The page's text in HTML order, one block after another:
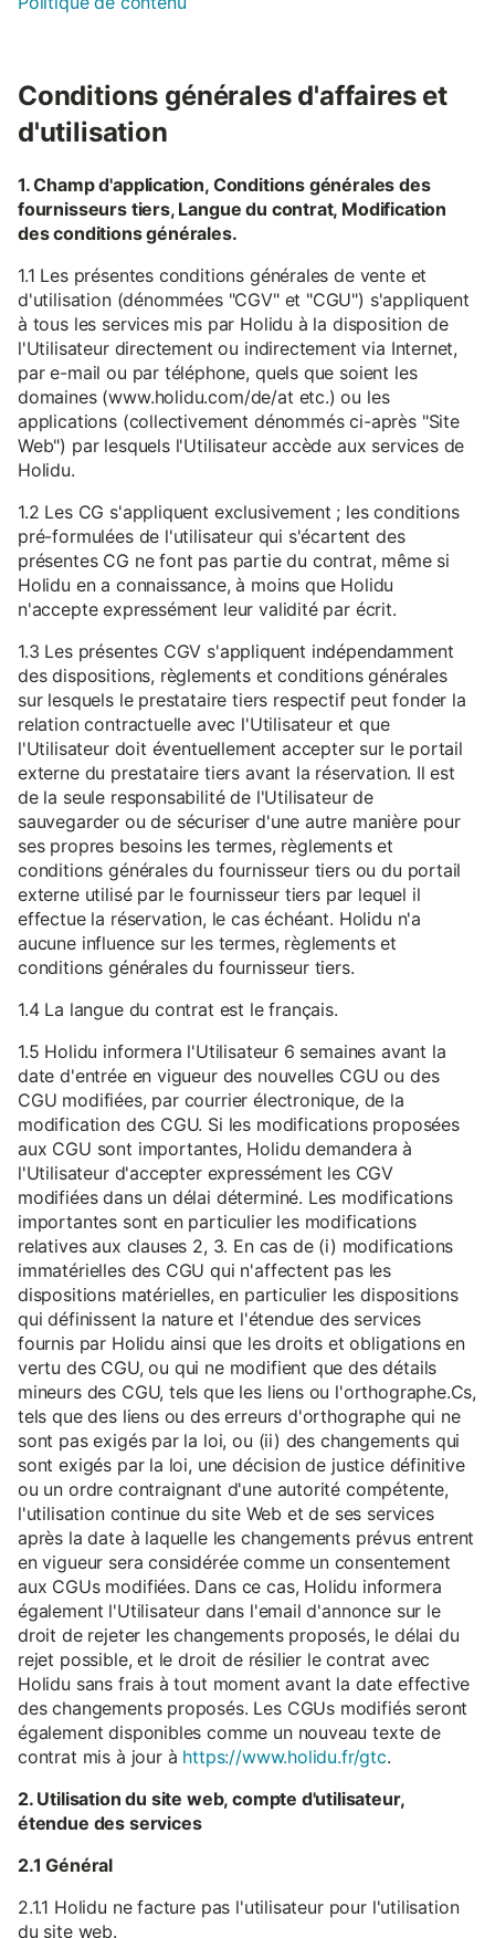
Conditions générales d'affaires et
d'utilisation
1. Champ d'application, Conditions générales des
fournisseurs tiers, Langue du contrat, Modification
des conditions générales.
1.1 Les présentes conditions générales de vente et
d'utilisation (dénommées "CGV" et "CGU") s'appliquent
à tous les services mis par Holidu à la disposition de
l'Utilisateur directement ou indirectement via Internet,
par e-mail ou par téléphone, quels que soient les
domaines (www.holidu.com/de/at etc.) ou les
applications (collectivement dénommés ci-après "Site
Web") par lesquels l'Utilisateur accède aux services de
Holidu.
1.2 Les CG s'appliquent exclusivement ; les conditions
pré-formulées de l'utilisateur qui s'écartent des
présentes CG ne font pas partie du contrat, même si
Holidu en a connaissance, à moins que Holidu
n'accepte expressément leur validité par écrit.
1.3 Les présentes CGV s'appliquent indépendamment
des dispositions, règlements et conditions générales
sur lesquels le prestataire tiers respectif peut fonder la
relation contractuelle avec l'Utilisateur et que
l'Utilisateur doit éventuellement accepter sur le portail
externe du prestataire tiers avant la réservation. Il est
de la seule responsabilité de l'Utilisateur de
sauvegarder ou de sécuriser d'une autre manière pour
ses propres besoins les termes, règlements et
conditions générales du fournisseur tiers ou du portail
externe utilisé par le fournisseur tiers par lequel il
effectue la réservation, le cas échéant. Holidu n'a
aucune influence sur les termes, règlements et
conditions générales du fournisseur tiers.
1.4 La langue du contrat est le français.
1.5 Holidu informera l'Utilisateur 6 semaines avant la
date d'entrée en vigueur des nouvelles CGU ou des
CGU modifiées, par courrier électronique, de la
modification des CGU. Si les modifications proposées
aux CGU sont importantes, Holidu demandera à
l'Utilisateur d'accepter expressément les CGV
modifiées dans un délai déterminé. Les modifications
importantes sont en particulier les modifications
relatives aux clauses 2, 3. En cas de (i) modifications
immatérielles des CGU qui n'affectent pas les
dispositions matérielles, en particulier les dispositions
qui définissent la nature et l'étendue des services
fournis par Holidu ainsi que les droits et obligations en
vertu des CGU, ou qui ne modifient que des détails
mineurs des CGU, tels que les liens ou l'orthographe.Cs,
tels que des liens ou des erreurs d'orthographe qui ne
sont pas exigés par la loi, ou (ii) des changements qui
sont exigés par la loi, une décision de justice définitive
ou un ordre contraignant d'une autorité compétente,
l'utilisation continue du site Web et de ses services
après la date à laquelle les changements prévus entrent
en vigueur sera considérée comme un consentement
aux CGUs modifiées. Dans ce cas, Holidu informera
également l'Utilisateur dans l'email d'annonce sur le
droit de rejeter les changements proposés, le délai du
rejet possible, et le droit de résilier le contrat avec
Holidu sans frais à tout moment avant la date effective
des changements proposés. Les CGUs modifiés seront
également disponibles comme un nouveau texte de
contrat mis à jour à https://www.holidu.fr/gtc.
2. Utilisation du site web, compte d'utilisateur,
étendue des services
2.1 Général
2.1.1 Holidu ne facture pas l'utilisateur pour l'utilisation
du site web.